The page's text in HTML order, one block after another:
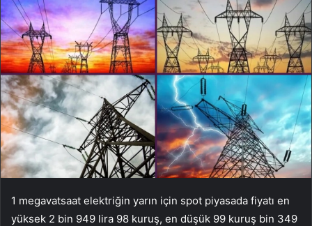
1 megavatsaat elektriğin yarın için spot piyasada fiyatı en
yüksek 2 bin 949 lira 98 kuruş, en düşük 99 kuruş bin 349